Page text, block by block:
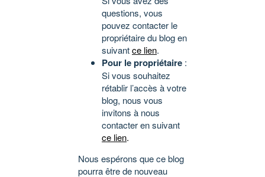
questions, vous
pouvez contacter le
propriétaire du blog en
suivantce lien.
Pour le propriétaire :
Si vous souhaitez
rétablir l’accès à votre
blog, nous vous
invitons à nous
contacter en suivant
ce lien.
Nous espérons que ce blog
pourra être de nouveau